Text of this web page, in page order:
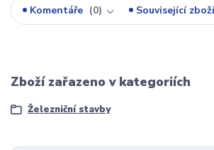
Komentáře 0 Související
Zboží zařazeno v kategoriích
Železniční stavby